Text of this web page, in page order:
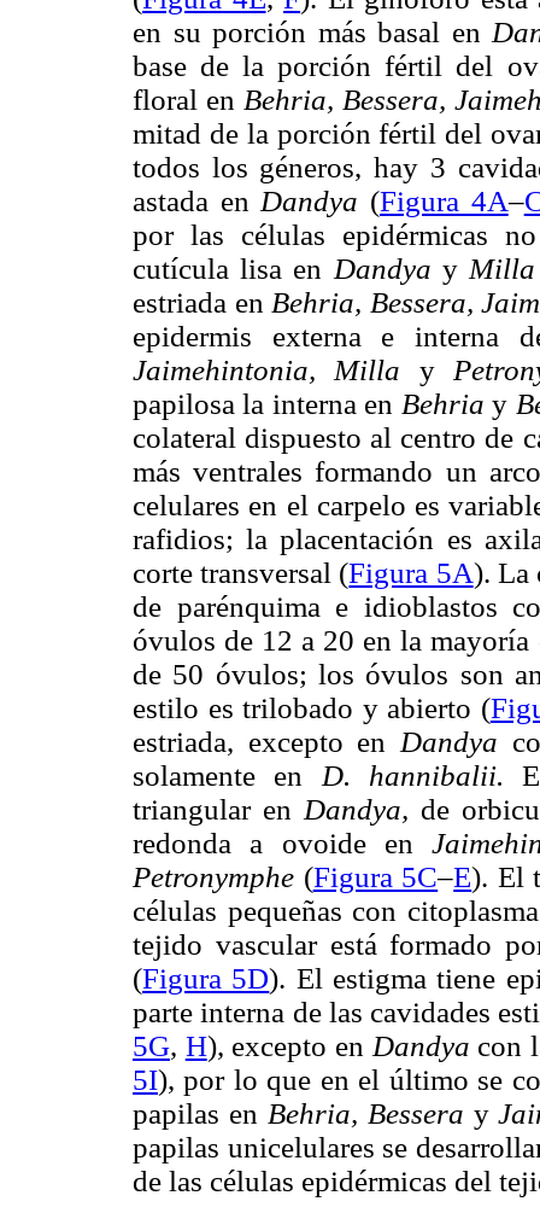
en su porción más basal en
base de la porción fértil del
floral en Behria, Bessera,
mitad de la porción fértil del
todos los géneros, hay 3
astada en Dandya (Figura 4A–
por las células epidérmicas
cutícula lisa en Dandya y
estriada en Behria, Bessera,
epidermis externa e
Jaimehintonia, Milla y
papilosa la interna en Behriay
colateral dispuesto al centro de
más ventrales formando un
celulares en el carpelo es
rafidios; la placentación es
corte transversal (Figura 5A). La
de parénquima e idioblastos
óvulos de 12 a 20 en la
de 50 óvulos; los óvulos son
estilo es trilobado y abierto (
estriada, excepto en Dandya
solamente en D. hannibalii.
triangular en Dandya, de
redonda a ovoide en
Petronymphe (Figura 5C–E). El
células pequeñas con
tejido vascular está formado
(Figura 5D). El estigma tiene
parte interna de las cavidades
5G, H), excepto en Dandya con
5I), por lo que en el último se
papilas en Behria, Bessera y
papilas unicelulares se
de las células epidérmicas del